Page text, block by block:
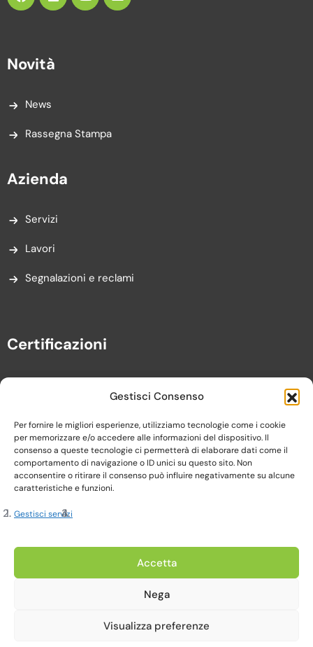
Gestisci Consenso
Per fornire le migliori esperienze, utilizziamo tecnologie come i cookie
per memorizzare e/o accedere alle informazioni del dispositivo. Il
consenso a queste tecnologie ci permetterà di elaborare dati come il
comportamento di navigazione o ID unici su questo sito. Non
acconsentire o ritirare il consenso può influire negativamente su alcune
caratteristiche e funzioni.
Gestisci servizi
Accetta
Nega
Visualizza preferenze
Novità
News
Rassegna Stampa
Azienda
Servizi
Lavori
Segnalazioni e reclami
Certificazioni
Copyright 2023, Cardine srl. All Rights Reserved
Cookie Policy |
Realizzato da Web-Arte.it